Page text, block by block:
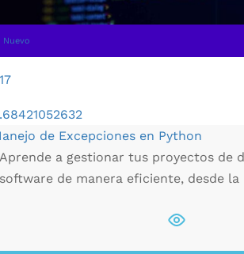
Nuevo
de Excepciones en Python
Aprende a gestionar tus proyectos de
software de manera eficiente, desde la